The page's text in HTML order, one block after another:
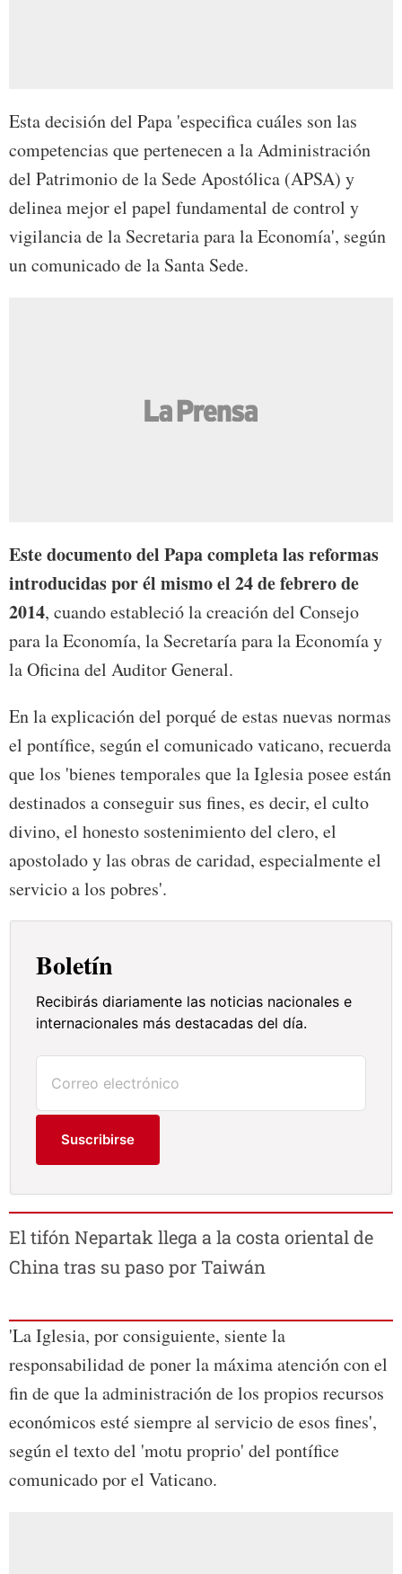
Esta decisión del Papa 'especifica cuáles son las
competencias que pertenecen a la Administración
del Patrimonio de la Sede Apostólica (APSA) y
delinea mejor el papel fundamental de control y
vigilancia de la Secretaria para la Economía', según
un comunicado de la Santa Sede.
Este documento del Papa completa las reformas
introducidas por él mismo el 24 de febrero de
2014, cuando estableció la creación del Consejo
para la Economía, la Secretaría para la Economía y
la Oficina del Auditor General.
En la explicación del porqué de estas nuevas normas
el pontífice, según el comunicado vaticano, recuerda
que los 'bienes temporales que la Iglesia posee están
destinados a conseguir sus fines, es decir, el culto
divino, el honesto sostenimiento del clero, el
apostolado y las obras de caridad, especialmente el
servicio a los pobres'.
Boletín
Recibirás diariamente las noticias nacionales e
internacionales más destacadas del día.
Suscribirse
El tifón Nepartak llega a la costa oriental de
China tras su paso por Taiwán
'La Iglesia, por consiguiente, siente la
responsabilidad de poner la máxima atención con el
fin de que la administración de los propios recursos
económicos esté siempre al servicio de esos fines',
según el texto del 'motu proprio' del pontífice
comunicado por el Vaticano.